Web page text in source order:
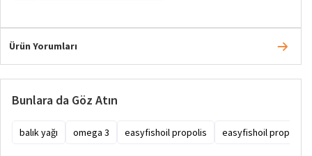
Ürün Yorumları
Bunlara da Göz Atın
balık yağı omega 3 easyfishoil propolis easyfishoil propolis